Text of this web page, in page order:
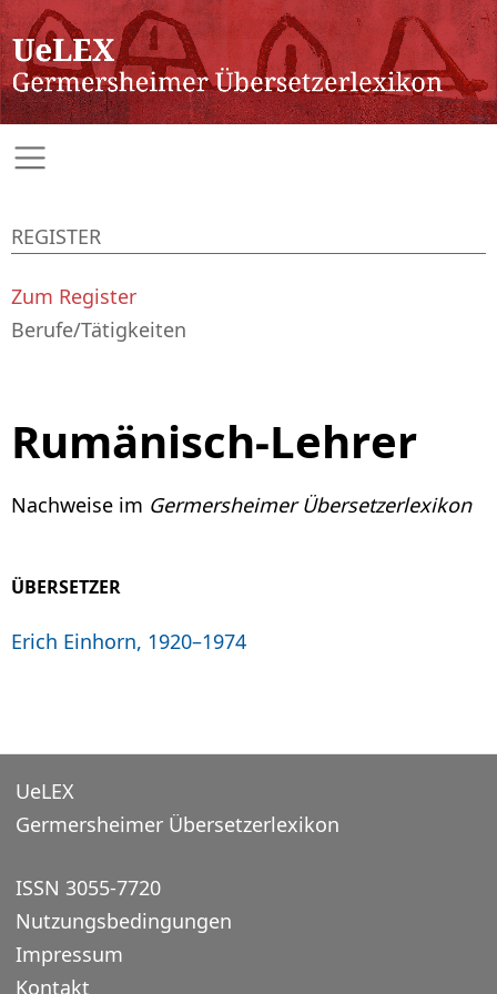
Rumänisch-Lehrer
Nachweise im Germersheimer Übersetzerlexikon
ÜBERSETZER
Erich Einhorn, 1920–1974
REGISTER
Zum Register
Berufe/Tätigkeiten
UeLEX
Germersheimer Übersetzerlexikon
ISSN 3055-7720
Nutzungsbedingungen
Impressum
Kontakt